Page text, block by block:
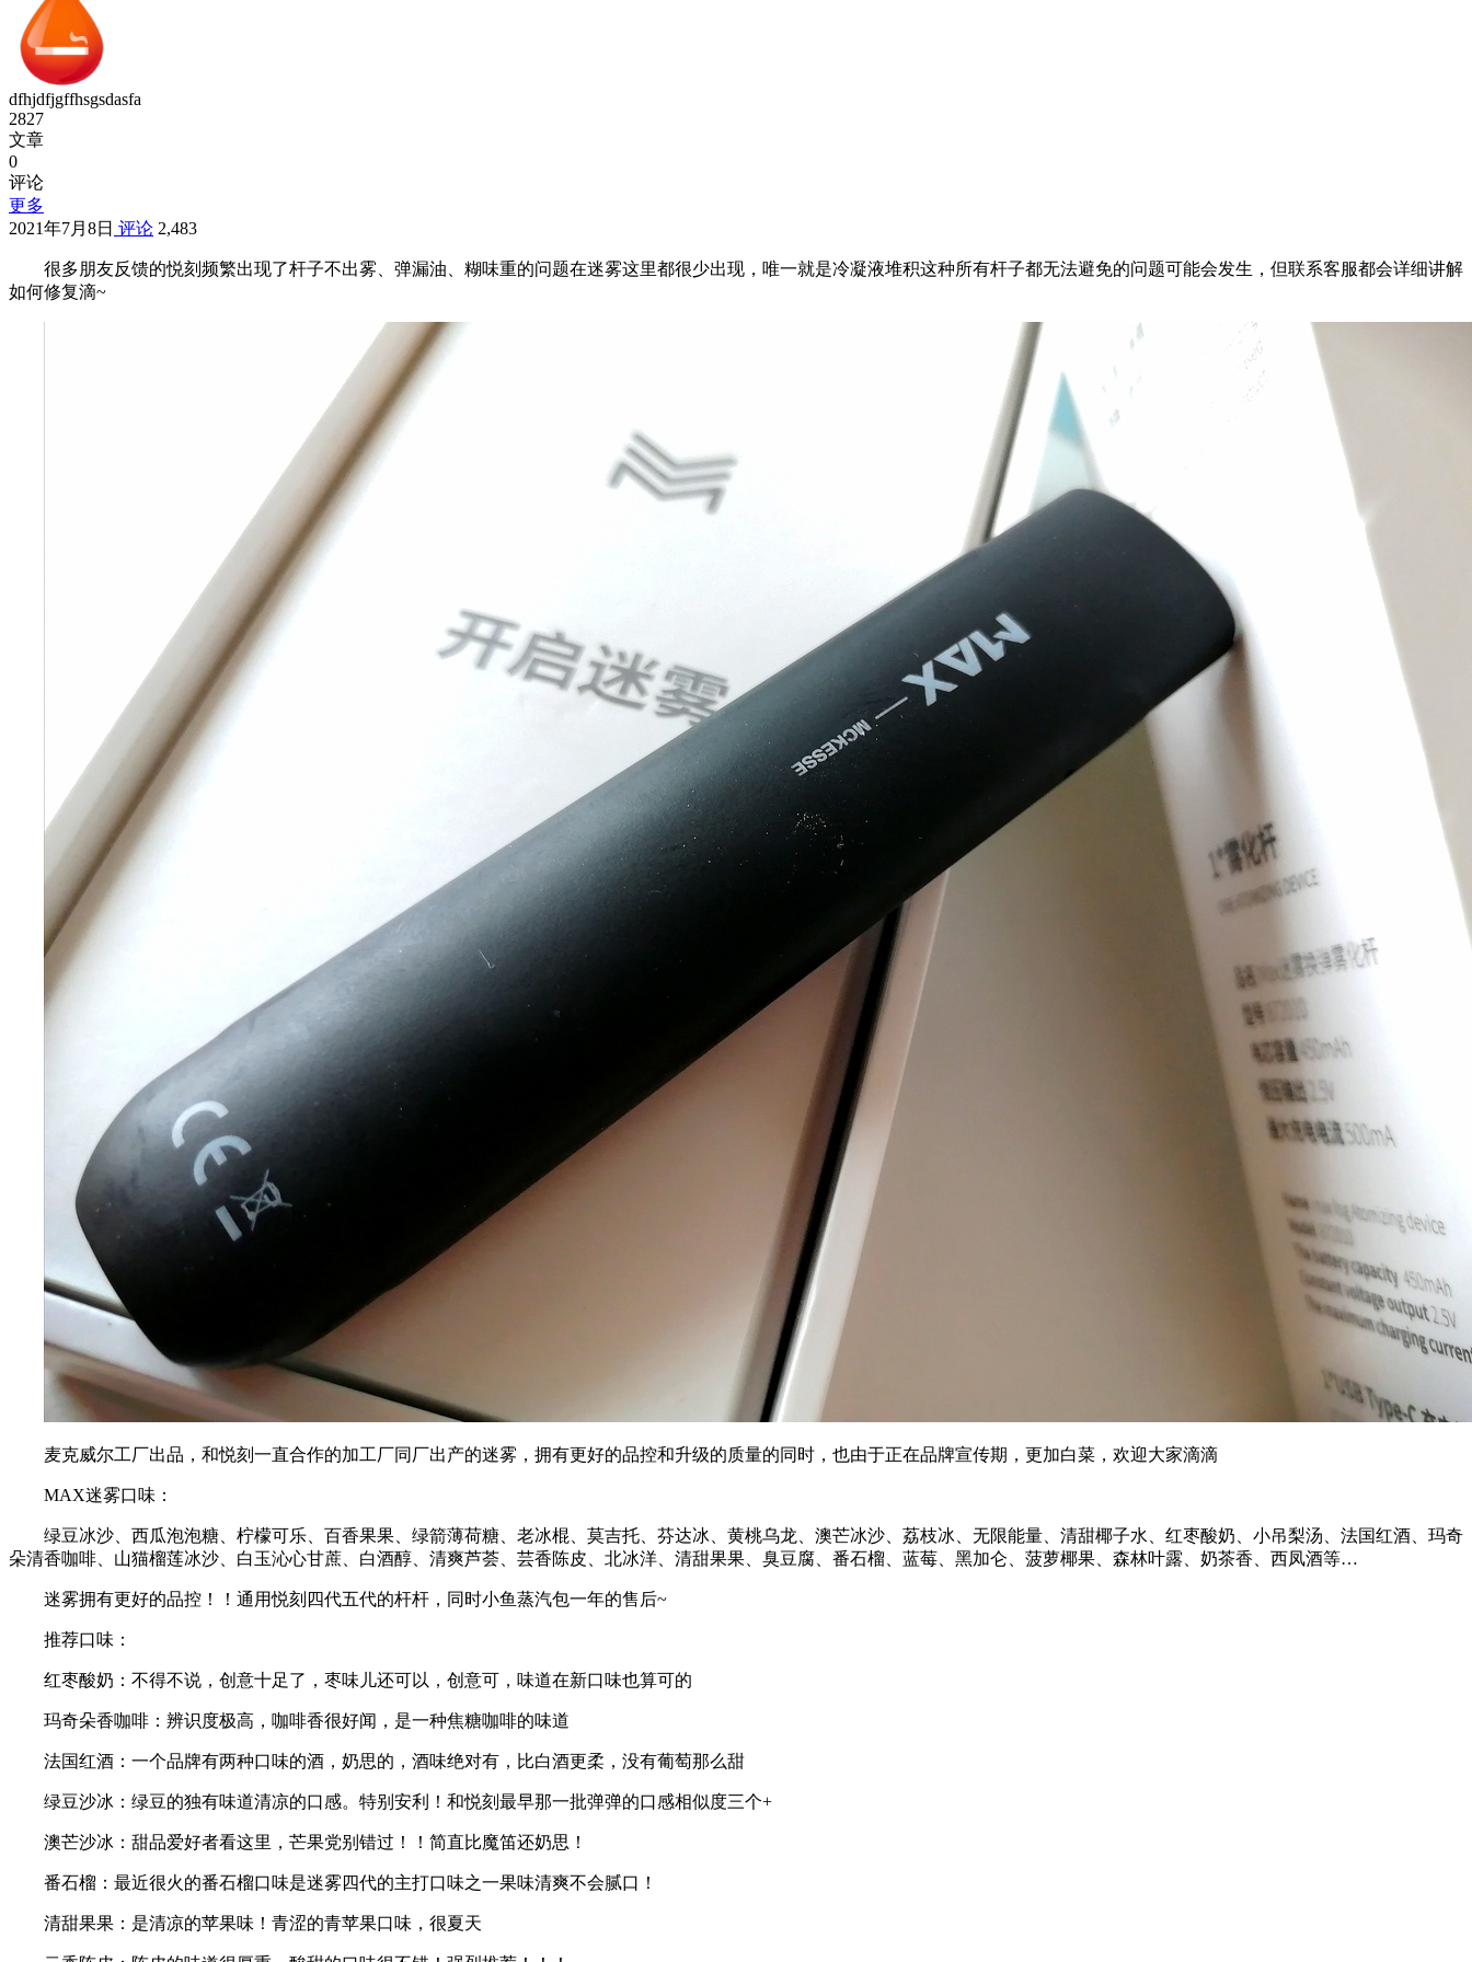
dfhjdfjgffhsgsdasfa
2827
文章
0
评论
更多
2021年7月8日 评论 2,483
很多朋友反馈的悦刻频繁出现了杆子不出雾、弹漏油、糊味重的问题在迷雾这里都很少出现，唯一就是冷凝液堆积这种所有杆子都无法避免的问题可能会发生，但联系客服都会详细讲解
如何修复滴~
麦克威尔工厂出品，和悦刻一直合作的加工厂同厂出产的迷雾，拥有更好的品控和升级的质量的同时，也由于正在品牌宣传期，更加白菜，欢迎大家滴滴
MAX迷雾口味：
绿豆冰沙、西瓜泡泡糖、柠檬可乐、百香果果、绿箭薄荷糖、老冰棍、莫吉托、芬达冰、黄桃乌龙、澳芒冰沙、荔枝冰、无限能量、清甜椰子水、红枣酸奶、小吊梨汤、法国红酒、玛奇
朵清香咖啡、山猫榴莲冰沙、白玉沁心甘蔗、白酒醇、清爽芦荟、芸香陈皮、北冰洋、清甜果果、臭豆腐、番石榴、蓝莓、黑加仑、菠萝椰果、森林叶露、奶茶香、西凤酒等…
迷雾拥有更好的品控！！通用悦刻四代五代的杆杆，同时小鱼蒸汽包一年的售后~
推荐口味：
红枣酸奶：不得不说，创意十足了，枣味儿还可以，创意可，味道在新口味也算可的
玛奇朵香咖啡：辨识度极高，咖啡香很好闻，是一种焦糖咖啡的味道
法国红酒：一个品牌有两种口味的酒，奶思的，酒味绝对有，比白酒更柔，没有葡萄那么甜
绿豆沙冰：绿豆的独有味道清凉的口感。特别安利！和悦刻最早那一批弹弹的口感相似度三个+
澳芒沙冰：甜品爱好者看这里，芒果党别错过！！简直比魔笛还奶思！
番石榴：最近很火的番石榴口味是迷雾四代的主打口味之一果味清爽不会腻口！
清甜果果：是清凉的苹果味！青涩的青苹果口味，很夏天